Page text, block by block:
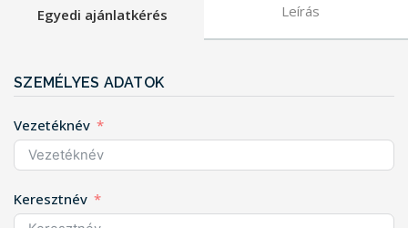
Egyedi ajánlatkérés Leírás
SZEMÉLYES ADATOK
Vezetéknév
Keresztnév